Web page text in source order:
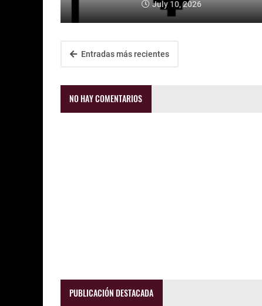
July 10, 2026
Entradas más recientes
NO HAY COMENTARIOS
PUBLICACIÓN DESTACADA